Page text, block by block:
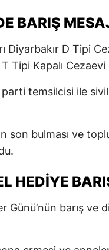
BARIŞ
Diyarbakır D Tipi
T Tipi Kapalı
parti temsilcisi ile
son bulması ve
HEDİYE
Günü’nün barış